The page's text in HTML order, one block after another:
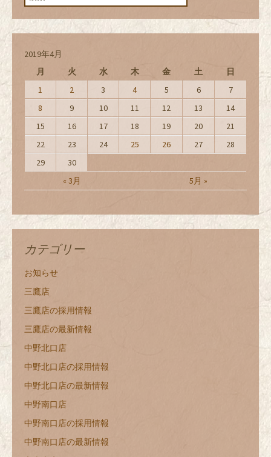
2019年4月
月
火 水 木 金 土 日
« 3月 5月 »
1 2 3 4 5 6
7
8
9 10 11 12 13
14
15
16 17 18 19 20
21
22
23 24 25 26 27
28
29
30
カテゴリー
お知らせ
三鷹店
三鷹店の採用情報
三鷹店の最新情報
中野北口店
中野北口店の採用情報
中野北口店の最新情報
中野南口店
中野南口店の採用情報
中野南口店の最新情報